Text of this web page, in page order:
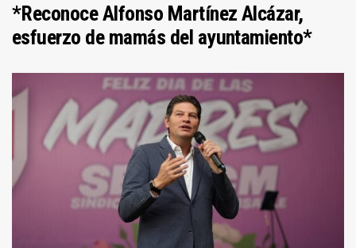
*Reconoce Alfonso Martínez Alcázar,
esfuerzo de mamás del ayuntamiento*